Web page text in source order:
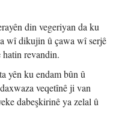
din vegeriyan da ku
wî dikujin û çawa wî serjê
revandin.
yên ku endam bûn û
veqetînê ji van
dabeşkirinê ya zelal û